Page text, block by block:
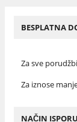
BESPLATNA
Za sve
Za iznose
NAČIN